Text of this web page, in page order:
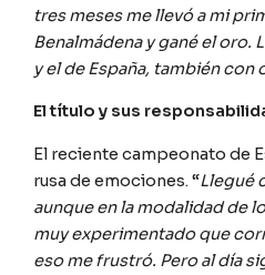
tres meses me llevó a mi
Benalmádena y gané el oro.
y el de España, también con
El título y sus
El reciente campeonato de
rusa de emociones. “Llegué
aunque en la modalidad de
muy experimentado que
eso me frustró. Pero al día